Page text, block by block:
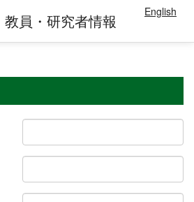
教員・研究者情報 English